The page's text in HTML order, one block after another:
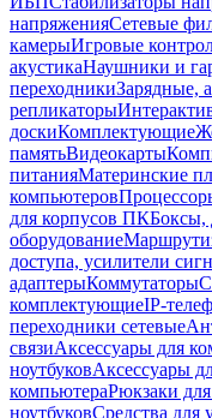
напряженияСетевые
камерыИгровые
акустикаНаушники и
переходникиЗарядные,
репликаторы
доскиКомплектующие
памятьВидеокарты
питанияМатеринские
компьютеров
для корпусов ПКБоксы,
оборудование
доступа, усилители
адаптерыКоммутаторы
комплектующиеIP-
переходники сетевые
связиАксессуары для
ноутбуковАксессуары
компьютераРюкзаки
ноутбуковСредства для